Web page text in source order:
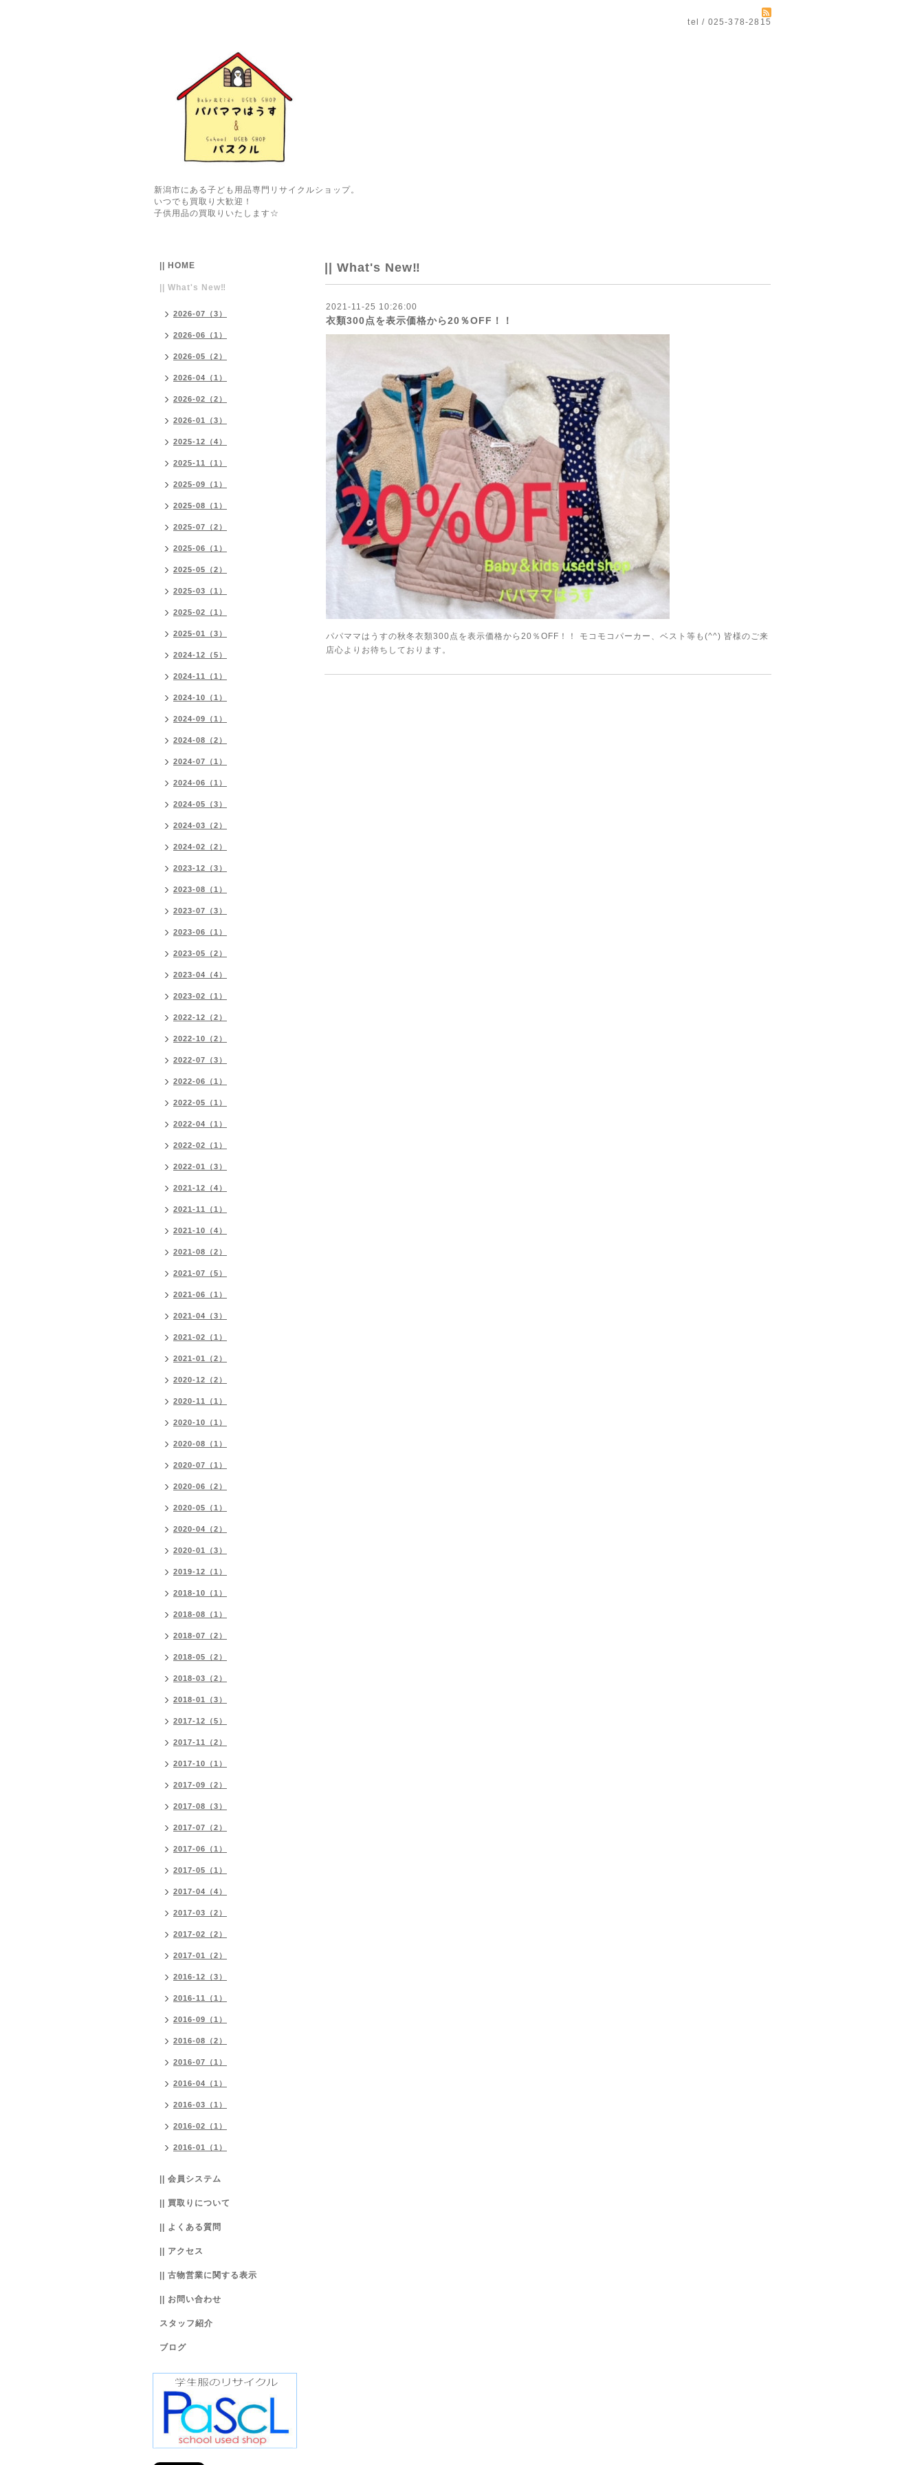
tel / 025-378-2815
新潟市にある子ども用品専門リサイクルショップ。
いつでも買取り大歓迎！
子供用品の買取りいたします☆
|| What's New‼
2021-11-25 10:26:00
衣類300点を表示価格から20％OFF！！
パパママはうすの秋冬衣類300点を表示価格から20％OFF！！ モコモコパーカー、ベスト等も(^^) 皆様のご来
店心よりお待ちしております。
|| HOME
|| What's New‼
2026-07（3）
2026-06（1）
2026-05（2）
2026-04（1）
2026-02（2）
2026-01（3）
2025-12（4）
2025-11（1）
2025-09（1）
2025-08（1）
2025-07（2）
2025-06（1）
2025-05（2）
2025-03（1）
2025-02（1）
2025-01（3）
2024-12（5）
2024-11（1）
2024-10（1）
2024-09（1）
2024-08（2）
2024-07（1）
2024-06（1）
2024-05（3）
2024-03（2）
2024-02（2）
2023-12（3）
2023-08（1）
2023-07（3）
2023-06（1）
2023-05（2）
2023-04（4）
2023-02（1）
2022-12（2）
2022-10（2）
2022-07（3）
2022-06（1）
2022-05（1）
2022-04（1）
2022-02（1）
2022-01（3）
2021-12（4）
2021-11（1）
2021-10（4）
2021-08（2）
2021-07（5）
2021-06（1）
2021-04（3）
2021-02（1）
2021-01（2）
2020-12（2）
2020-11（1）
2020-10（1）
2020-08（1）
2020-07（1）
2020-06（2）
2020-05（1）
2020-04（2）
2020-01（3）
2019-12（1）
2018-10（1）
2018-08（1）
2018-07（2）
2018-05（2）
2018-03（2）
2018-01（3）
2017-12（5）
2017-11（2）
2017-10（1）
2017-09（2）
2017-08（3）
2017-07（2）
2017-06（1）
2017-05（1）
2017-04（4）
2017-03（2）
2017-02（2）
2017-01（2）
2016-12（3）
2016-11（1）
2016-09（1）
2016-08（2）
2016-07（1）
2016-04（1）
2016-03（1）
2016-02（1）
2016-01（1）
|| 会員システム
|| 買取りについて
|| よくある質問
|| アクセス
|| 古物営業に関する表示
|| お問い合わせ
スタッフ紹介
ブログ